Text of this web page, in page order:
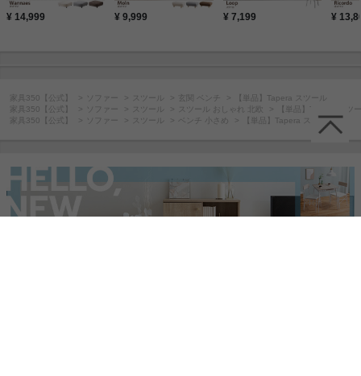
¥ 14,999 ¥ 9,999 ¥ 7,199 ¥
家具350【公式】 ソファー スツール 玄関 ベンチ
【単品】Tapera スツール
家具350【公式】
ソファー スツール スツール おしゃれ 北欧
【単品】Tapera スツ
家具350【公式】
ソファー スツール ベンチ 小さめ 【単品】Tapera スツール